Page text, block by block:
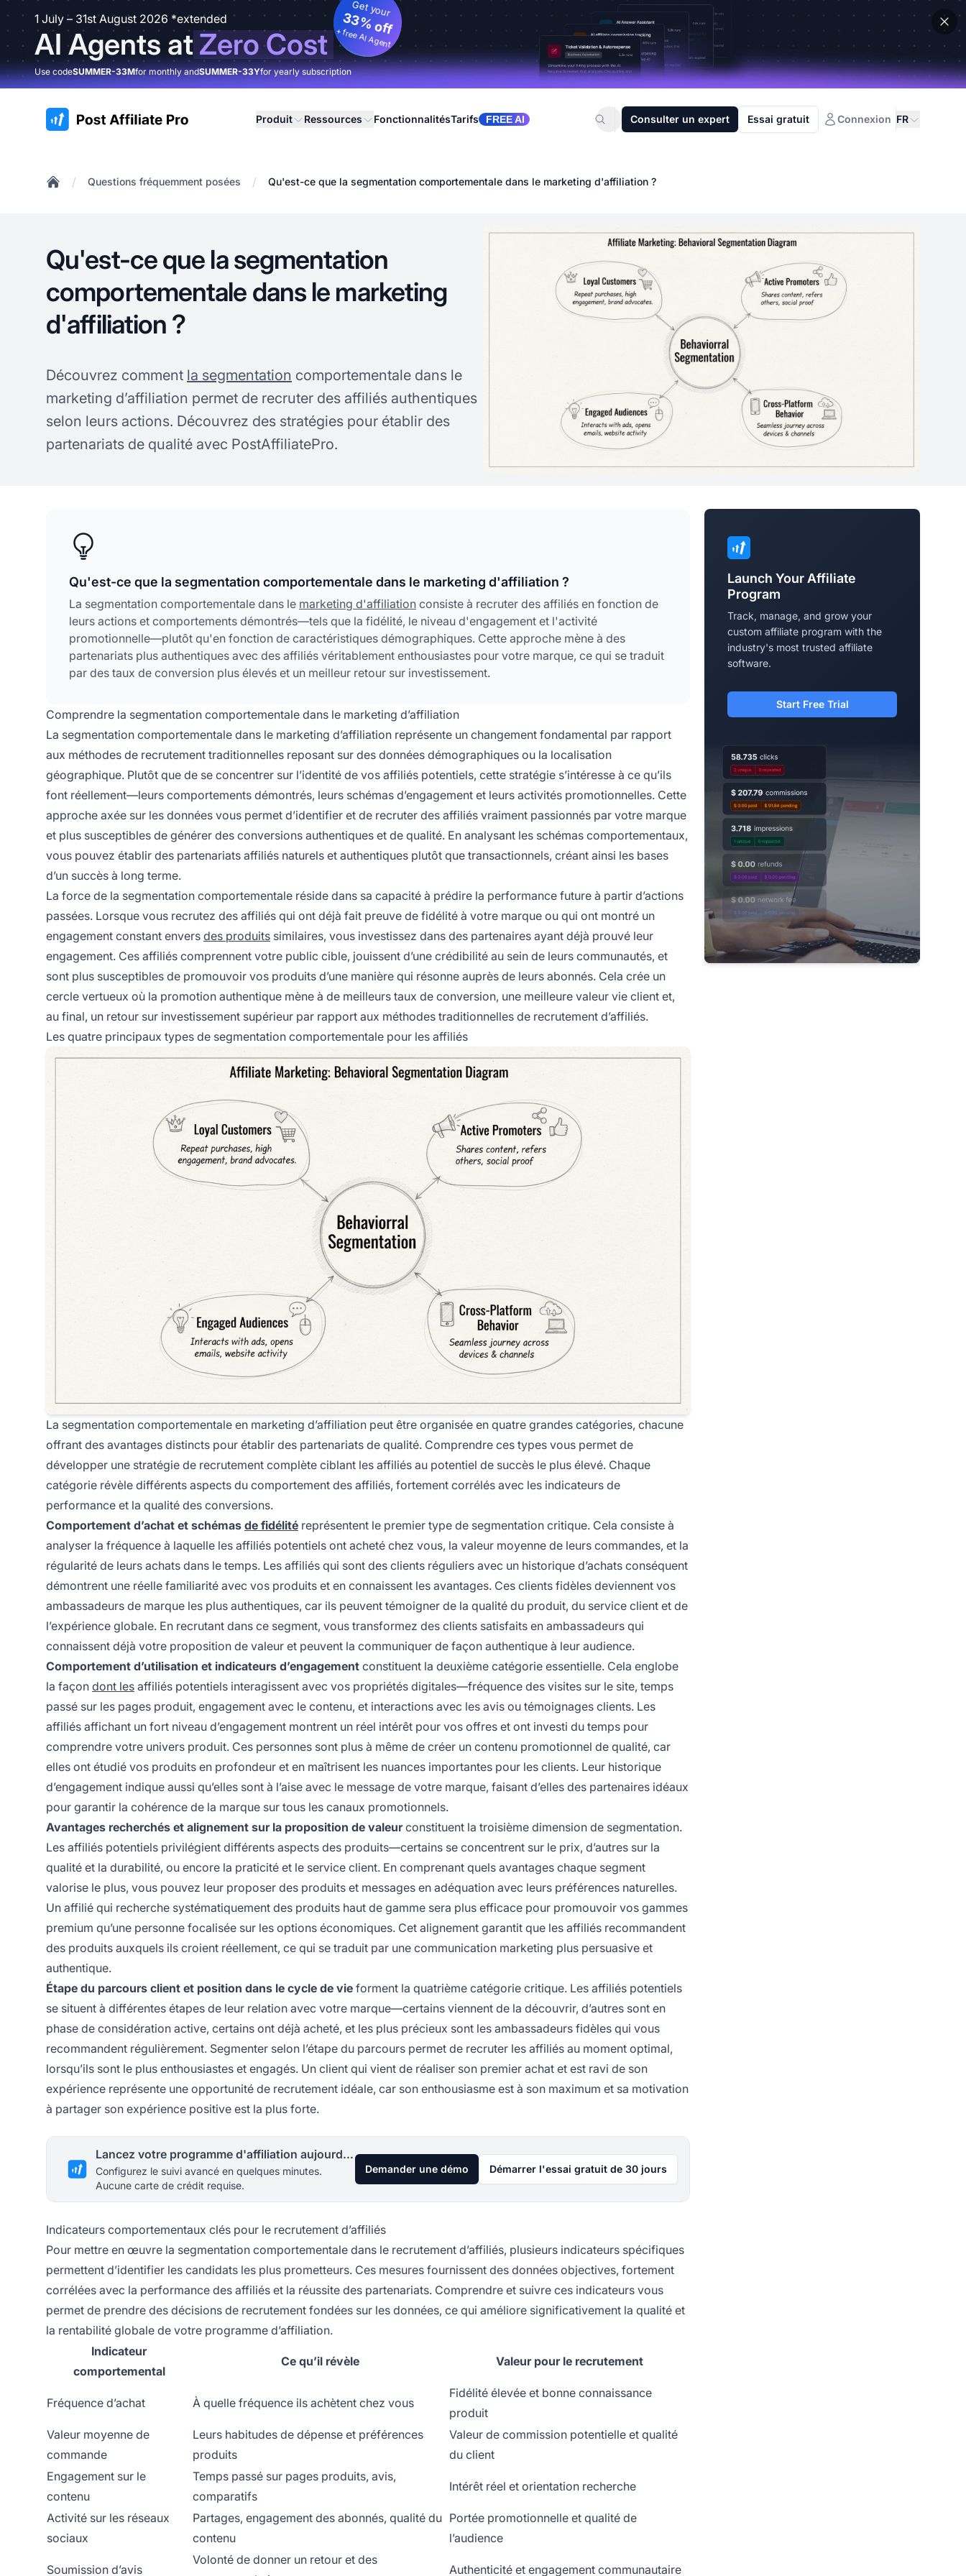
1 July – 31st August 2026 *extended
AI Agents atZero Cost
Get your
33% off
+ free AI Agent
Use codeSUMMER-33Mfor monthly andSUMMER-33Yfor yearly subscription
:site.title Produit Ressources FonctionnalitésTarifs FREE AI Consulter un expert Essai gratuit Connexion FR
/ Questions fréquemment posées / Qu'est-ce que la segmentation comportementale dans le marketing d'affiliation ?
Qu'est-ce que la segmentation
comportementale dans le marketing
d'affiliation ?
Découvrez comment la segmentation comportementale dans le
marketing d’affiliation permet de recruter des affiliés authentiques
selon leurs actions. Découvrez des stratégies pour établir des
partenariats de qualité avec PostAffiliatePro.
Qu'est-ce que la segmentation comportementale dans le marketing d'affiliation ?
La segmentation comportementale dans le marketing d'affiliation consiste à recruter des affiliés en fonction de
leurs actions et comportements démontrés—tels que la fidélité, le niveau d'engagement et l'activité
promotionnelle—plutôt qu'en fonction de caractéristiques démographiques. Cette approche mène à des
partenariats plus authentiques avec des affiliés véritablement enthousiastes pour votre marque, ce qui se traduit
par des taux de conversion plus élevés et un meilleur retour sur investissement.
Comprendre la segmentation comportementale dans le marketing d’affiliation
La segmentation comportementale dans le marketing d’affiliation représente un changement fondamental par rapport
aux méthodes de recrutement traditionnelles reposant sur des données démographiques ou la localisation
géographique. Plutôt que de se concentrer sur l’identité de vos affiliés potentiels, cette stratégie s’intéresse à ce qu’ils
font réellement—leurs comportements démontrés, leurs schémas d’engagement et leurs activités promotionnelles. Cette
approche axée sur les données vous permet d’identifier et de recruter des affiliés vraiment passionnés par votre marque
et plus susceptibles de générer des conversions authentiques et de qualité. En analysant les schémas comportementaux,
vous pouvez établir des partenariats affiliés naturels et authentiques plutôt que transactionnels, créant ainsi les bases
d’un succès à long terme.
La force de la segmentation comportementale réside dans sa capacité à prédire la performance future à partir d’actions
passées. Lorsque vous recrutez des affiliés qui ont déjà fait preuve de fidélité à votre marque ou qui ont montré un
engagement constant envers des produits similaires, vous investissez dans des partenaires ayant déjà prouvé leur
engagement. Ces affiliés comprennent votre public cible, jouissent d’une crédibilité au sein de leurs communautés, et
sont plus susceptibles de promouvoir vos produits d’une manière qui résonne auprès de leurs abonnés. Cela crée un
cercle vertueux où la promotion authentique mène à de meilleurs taux de conversion, une meilleure valeur vie client et,
au final, un retour sur investissement supérieur par rapport aux méthodes traditionnelles de recrutement d’affiliés.
Les quatre principaux types de segmentation comportementale pour les affiliés
La segmentation comportementale en marketing d’affiliation peut être organisée en quatre grandes catégories, chacune
offrant des avantages distincts pour établir des partenariats de qualité. Comprendre ces types vous permet de
développer une stratégie de recrutement complète ciblant les affiliés au potentiel de succès le plus élevé. Chaque
catégorie révèle différents aspects du comportement des affiliés, fortement corrélés avec les indicateurs de
performance et la qualité des conversions.
Comportement d’achat et schémas de fidélité représentent le premier type de segmentation critique. Cela consiste à
analyser la fréquence à laquelle les affiliés potentiels ont acheté chez vous, la valeur moyenne de leurs commandes, et la
régularité de leurs achats dans le temps. Les affiliés qui sont des clients réguliers avec un historique d’achats conséquent
démontrent une réelle familiarité avec vos produits et en connaissent les avantages. Ces clients fidèles deviennent vos
ambassadeurs de marque les plus authentiques, car ils peuvent témoigner de la qualité du produit, du service client et de
l’expérience globale. En recrutant dans ce segment, vous transformez des clients satisfaits en ambassadeurs qui
connaissent déjà votre proposition de valeur et peuvent la communiquer de façon authentique à leur audience.
Comportement d’utilisation et indicateurs d’engagement constituent la deuxième catégorie essentielle. Cela englobe
la façon dont les affiliés potentiels interagissent avec vos propriétés digitales—fréquence des visites sur le site, temps
passé sur les pages produit, engagement avec le contenu, et interactions avec les avis ou témoignages clients. Les
affiliés affichant un fort niveau d’engagement montrent un réel intérêt pour vos offres et ont investi du temps pour
comprendre votre univers produit. Ces personnes sont plus à même de créer un contenu promotionnel de qualité, car
elles ont étudié vos produits en profondeur et en maîtrisent les nuances importantes pour les clients. Leur historique
d’engagement indique aussi qu’elles sont à l’aise avec le message de votre marque, faisant d’elles des partenaires idéaux
pour garantir la cohérence de la marque sur tous les canaux promotionnels.
Avantages recherchés et alignement sur la proposition de valeurconstituent la troisième dimension de segmentation.
Les affiliés potentiels privilégient différents aspects des produits—certains se concentrent sur le prix, d’autres sur la
qualité et la durabilité, ou encore la praticité et le service client. En comprenant quels avantages chaque segment
valorise le plus, vous pouvez leur proposer des produits et messages en adéquation avec leurs préférences naturelles.
Un affilié qui recherche systématiquement des produits haut de gamme sera plus efficace pour promouvoir vos gammes
premium qu’une personne focalisée sur les options économiques. Cet alignement garantit que les affiliés recommandent
des produits auxquels ils croient réellement, ce qui se traduit par une communication marketing plus persuasive et
authentique.
Étape du parcours client et position dans le cycle de vie forment la quatrième catégorie critique. Les affiliés potentiels
se situent à différentes étapes de leur relation avec votre marque—certains viennent de la découvrir, d’autres sont en
phase de considération active, certains ont déjà acheté, et les plus précieux sont les ambassadeurs fidèles qui vous
recommandent régulièrement. Segmenter selon l’étape du parcours permet de recruter les affiliés au moment optimal,
lorsqu’ils sont le plus enthousiastes et engagés. Un client qui vient de réaliser son premier achat et est ravi de son
expérience représente une opportunité de recrutement idéale, car son enthousiasme est à son maximum et sa motivation
à partager son expérience positive est la plus forte.
Lancez votre programme d'affiliation aujourd'hui
Configurez le suivi avancé en quelques minutes.
Aucune carte de crédit requise.
Demander une démo Démarrer l'essai gratuit de 30 jours
Indicateurs comportementaux clés pour le recrutement d’affiliés
Pour mettre en œuvre la segmentation comportementale dans le recrutement d’affiliés, plusieurs indicateurs spécifiques
permettent d’identifier les candidats les plus prometteurs. Ces mesures fournissent des données objectives, fortement
corrélées avec la performance des affiliés et la réussite des partenariats. Comprendre et suivre ces indicateurs vous
permet de prendre des décisions de recrutement fondées sur les données, ce qui améliore significativement la qualité et
la rentabilité globale de votre programme d’affiliation.
Indicateur
comportemental
Ce qu’il révèle Valeur pour le recrutement
Fréquence d’achat À quelle fréquence ils achètent chez vous
Fidélité élevée et bonne connaissance
produit
Valeur moyenne de
commande
Leurs habitudes de dépense et préférences
produits
Valeur de commission potentielle et qualité
du client
Engagement sur le
contenu
Temps passé sur pages produits, avis,
comparatifs
Intérêt réel et orientation recherche
Activité sur les réseaux
sociaux
Partages, engagement des abonnés, qualité du
contenu
Portée promotionnelle et qualité de
l’audience
Soumission d’avis
Volonté de donner un retour et des
Authenticité et engagement communautaire
Launch Your Affiliate
Program
Track, manage, and grow your
custom affiliate program with the
industry's most trusted affiliate
software.
Start Free Trial